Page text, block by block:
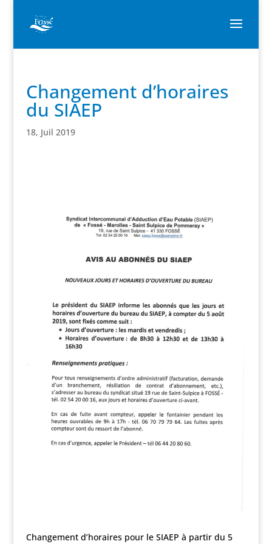
Changement d’horaires
du SIAEP
18, Juil 2019
Changement d’horaires pour le SIAEP à partir du 5